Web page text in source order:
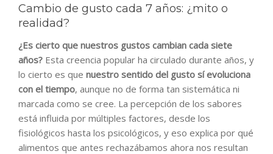
Cambio de gusto cada 7 años: ¿mito o
realidad?
¿Es cierto que nuestros gustos cambian cada siete
años? Esta creencia popular ha circulado durante años, y
lo cierto es que nuestro sentido del gusto sí evoluciona
con el tiempo, aunque no de forma tan sistemática ni
marcada como se cree. La percepción de los sabores
está influida por múltiples factores, desde los
fisiológicos hasta los psicológicos, y eso explica por qué
alimentos que antes rechazábamos ahora nos resultan